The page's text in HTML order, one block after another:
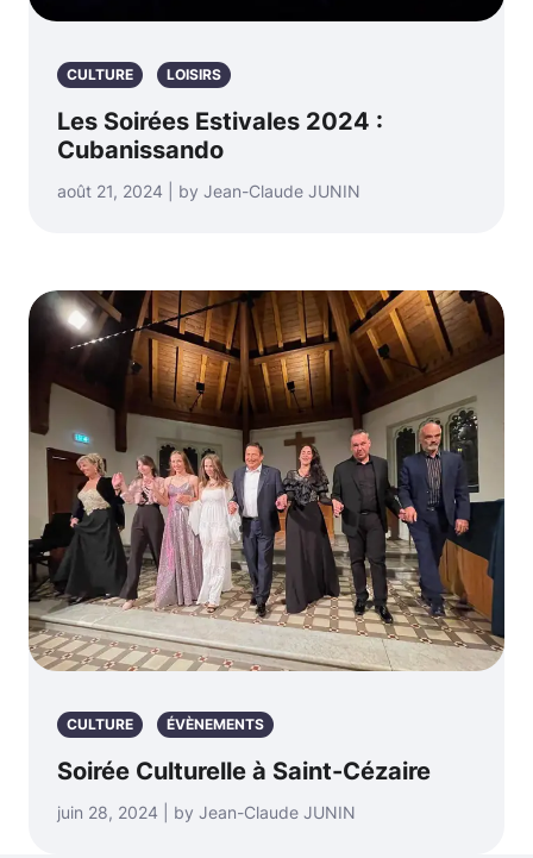
CULTURE LOISIRS
Les Soirées Estivales 2024 :
Cubanissando
août 21, 2024 | by Jean-Claude JUNIN
CULTURE ÉVÈNEMENTS
Soirée Culturelle à Saint-Cézaire
juin 28, 2024 | by Jean-Claude JUNIN